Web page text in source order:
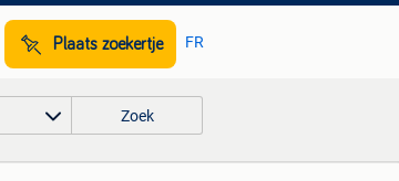
Plaats zoekertje FR
Zoek